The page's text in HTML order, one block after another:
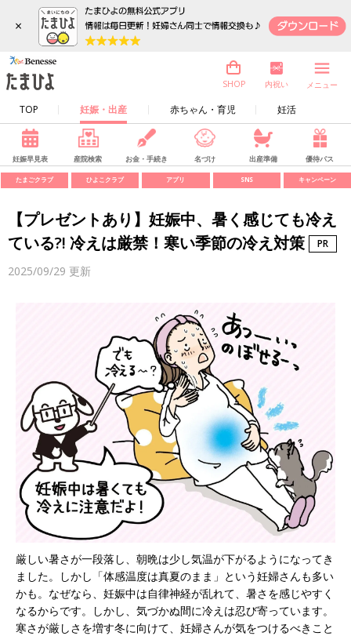
×
TOP 妊娠・出産 赤ちゃん・育児 妊活
SHOP 内祝い メニュー
妊娠早見表 産院検索 お金・手続き 名づけ 出産準備 優待パス
たまごクラブ ひよこクラブ アプリ SNS キャンペーン
【プレゼントあり】妊娠中、暑く感じても冷え
ている?! 冷えは厳禁！寒い季節の冷え対策
2025/09/29 更新
厳しい暑さが一段落し、朝晩は少し気温が下がるようになってき
ました。しかし「体感温度は真夏のまま」という妊婦さんも多い
かも。なぜなら、妊娠中は自律神経が乱れて、暑さを感じやすく
なるからです。しかし、気づかぬ間に冷えは忍び寄っています。
寒さが厳しさを増す冬に向けて、妊婦さんが気をつけるべきこと